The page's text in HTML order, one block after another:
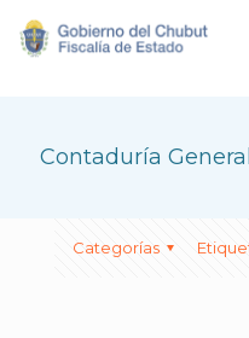
Contaduría General
Categorías